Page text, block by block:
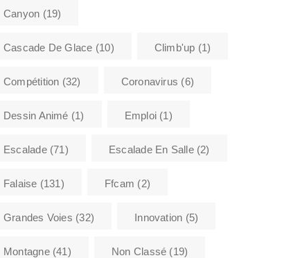
Canyon (19)
Cascade De Glace (10) Climb'up (1)
Compétition (32) Coronavirus (6)
Dessin Animé (1) Emploi(1)
Escalade(71) Escalade En Salle(2)
Falaise (131) Ffcam (2)
Grandes Voies (32) Innovation (5)
Montagne(41) Non Classé (19)